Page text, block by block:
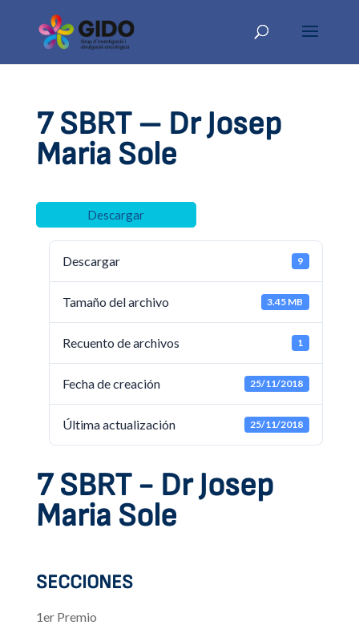
7 SBRT – Dr Josep
Maria Sole
Descargar
Descargar 9
Tamaño del archivo 3.45 MB
Recuento de archivos 1
Fecha de creación 25/11/2018
Última actualización 25/11/2018
7 SBRT - Dr Josep
Maria Sole
SECCIONES
1er Premio